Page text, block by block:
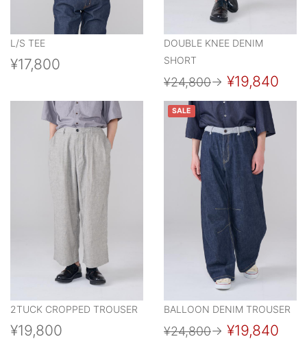
L/S TEE
¥17,800
DOUBLE KNEE DENIM
SHORT
¥24,800→ ¥19,840
2TUCK CROPPED TROUSER
¥19,800
SALE
BALLOON DENIM TROUSER
¥24,800→ ¥19,840